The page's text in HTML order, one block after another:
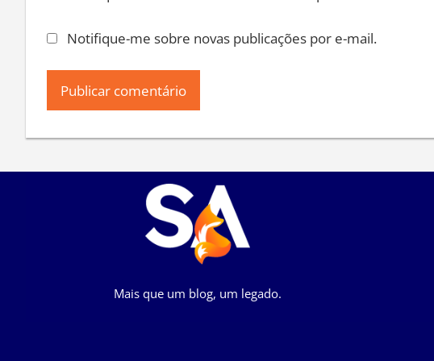
Notifique-me sobre novas publicações por e-mail.
Mais que um blog, um legado.